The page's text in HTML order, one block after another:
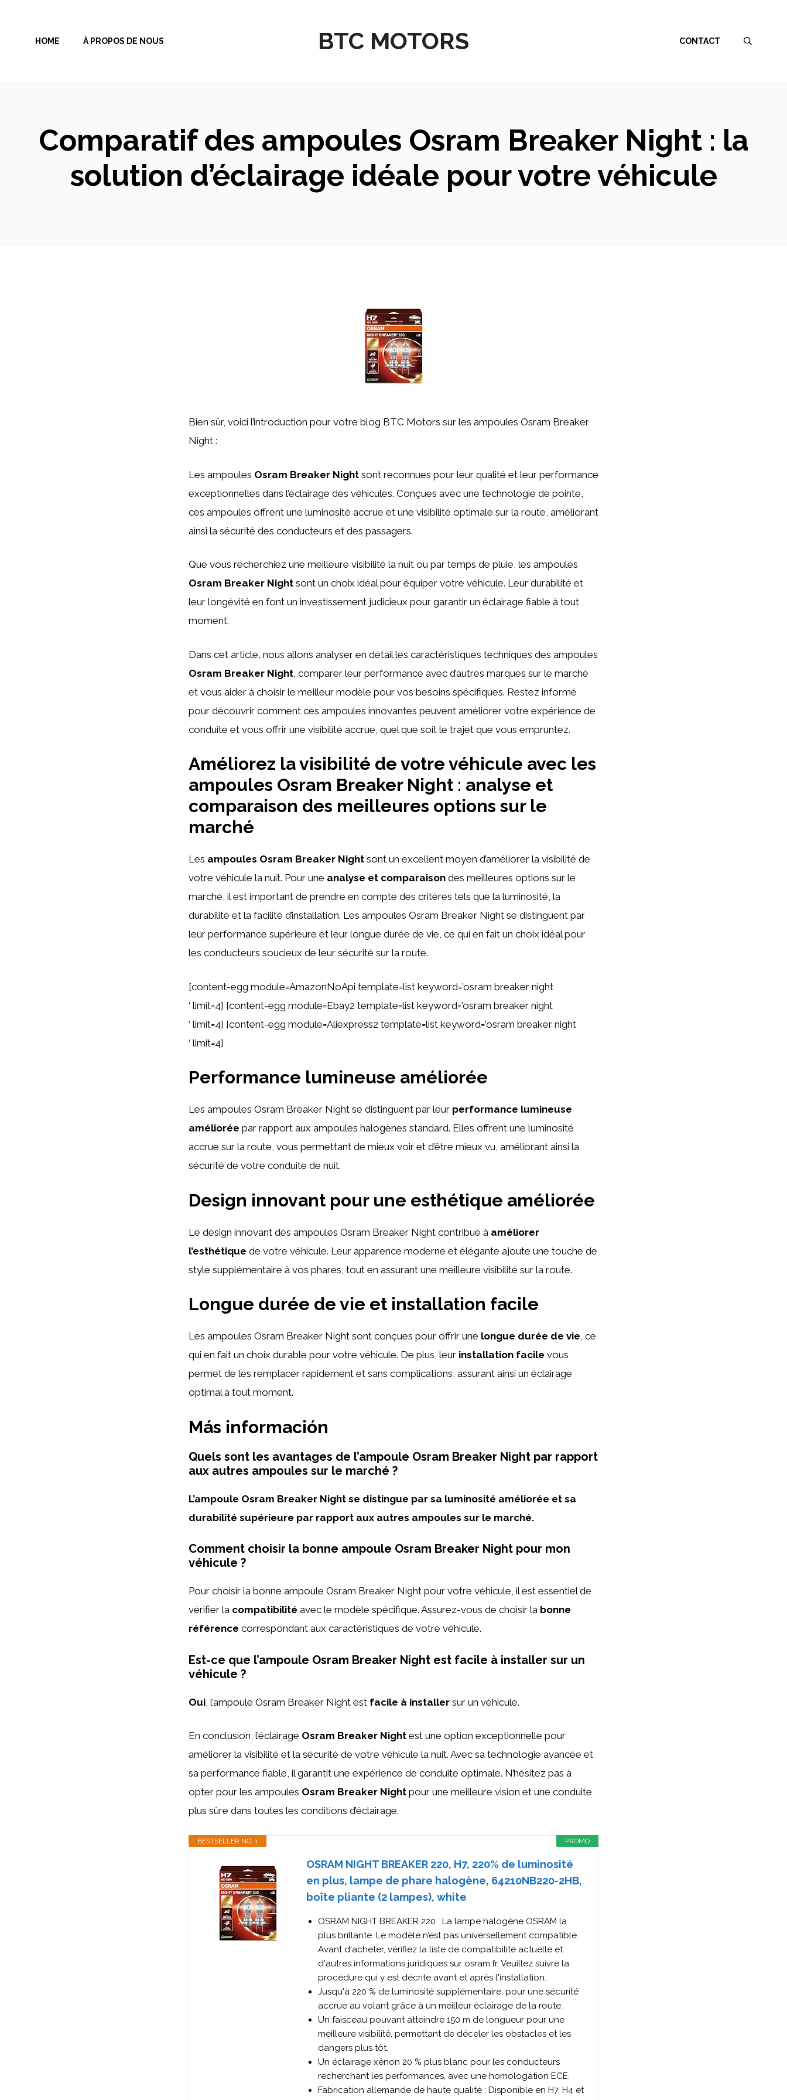
contenu
BTC MOTORS
HOME À PROPOS DE NOUS CONTACT
Comparatif des ampoules Osram Breaker Night : la
solution d’éclairage idéale pour votre véhicule
Bien sûr, voici l’introduction pour votre blog BTC Motors sur les ampoules Osram Breaker
Night :
Les ampoules Osram Breaker Night sont reconnues pour leur qualité et leur performance
exceptionnelles dans l’éclairage des véhicules. Conçues avec une technologie de pointe,
ces ampoules offrent une luminosité accrue et une visibilité optimale sur la route, améliorant
ainsi la sécurité des conducteurs et des passagers.
Que vous recherchiez une meilleure visibilité la nuit ou par temps de pluie, les ampoules
Osram Breaker Night sont un choix idéal pour équiper votre véhicule. Leur durabilité et
leur longévité en font un investissement judicieux pour garantir un éclairage fiable à tout
moment.
Dans cet article, nous allons analyser en détail les caractéristiques techniques des ampoules
Osram Breaker Night , comparer leur performance avec d’autres marques sur le marché
et vous aider à choisir le meilleur modèle pour vos besoins spécifiques. Restez informé
pour découvrir comment ces ampoules innovantes peuvent améliorer votre expérience de
conduite et vous offrir une visibilité accrue, quel que soit le trajet que vous empruntez.
Améliorez la visibilité de votre véhicule avec les
ampoules Osram Breaker Night : analyse et
comparaison des meilleures options sur le
marché
Les ampoules Osram Breaker Night sont un excellent moyen d’améliorer la visibilité de
votre véhicule la nuit. Pour une analyse et comparaison des meilleures options sur le
marché, il est important de prendre en compte des critères tels que la luminosité, la
durabilité et la facilité d’installation. Les ampoules Osram Breaker Night se distinguent par
leur performance supérieure et leur longue durée de vie, ce qui en fait un choix idéal pour
les conducteurs soucieux de leur sécurité sur la route.
[content-egg module=AmazonNoApi template=list keyword=’osram breaker night
‘ limit=4] [content-egg module=Ebay2 template=list keyword=’osram breaker night
‘ limit=4] [content-egg module=Aliexpress2 template=list keyword=’osram breaker night
‘ limit=4]
Performance lumineuse améliorée
Les ampoules Osram Breaker Night se distinguent par leur performance lumineuse
améliorée par rapport aux ampoules halogènes standard. Elles offrent une luminosité
accrue sur la route, vous permettant de mieux voir et d’être mieux vu, améliorant ainsi la
sécurité de votre conduite de nuit.
Design innovant pour une esthétique améliorée
Le design innovant des ampoules Osram Breaker Night contribue à améliorer
l’esthétique de votre véhicule. Leur apparence moderne et élégante ajoute une touche de
style supplémentaire à vos phares, tout en assurant une meilleure visibilité sur la route.
Longue durée de vie et installation facile
Les ampoules Osram Breaker Night sont conçues pour offrir une longue durée de vie, ce
qui en fait un choix durable pour votre véhicule. De plus, leur installation facile vous
permet de les remplacer rapidement et sans complications, assurant ainsi un éclairage
optimal à tout moment.
Más información
Quels sont les avantages de l’ampoule Osram Breaker Night par rapport
aux autres ampoules sur le marché ?
L’ampoule Osram Breaker Night se distingue par sa luminosité améliorée et sa
durabilité supérieure par rapport aux autres ampoules sur le marché.
Comment choisir la bonne ampoule Osram Breaker Night pour mon
véhicule ?
Pour choisir la bonne ampoule Osram Breaker Night pour votre véhicule, il est essentiel de
vérifier la compatibilité avec le modèle spécifique. Assurez-vous de choisir la bonne
référence correspondant aux caractéristiques de votre véhicule.
Est-ce que l’ampoule Osram Breaker Night est facile à installer sur un
véhicule ?
Oui , l’ampoule Osram Breaker Night est facile à installer sur un véhicule.
En conclusion, l’éclairage Osram Breaker Night est une option exceptionnelle pour
améliorer la visibilité et la sécurité de votre véhicule la nuit. Avec sa technologie avancée et
sa performance fiable, il garantit une expérience de conduite optimale. N’hésitez pas à
opter pour les ampoules Osram Breaker Night pour une meilleure vision et une conduite
plus sûre dans toutes les conditions d’éclairage.
PROMO
BESTSELLER NO. 1
OSRAM NIGHT BREAKER 220, H7, 220% de luminosité
en plus, lampe de phare halogène, 64210NB220-2HB,
boîte pliante (2 lampes), white
OSRAM NIGHT BREAKER 220 : La lampe halogène OSRAM la
plus brillante. Le modèle n’est pas universellement compatible.
Avant d'acheter, vérifiez la liste de compatibilité actuelle et
d'autres informations juridiques sur osram.fr. Veuillez suivre la
procédure qui y est décrite avant et après l'installation.
Jusqu'à 220 % de luminosité supplémentaire, pour une sécurité
accrue au volant grâce à un meilleur éclairage de la route.
Un faisceau pouvant atteindre 150 m de longueur pour une
meilleure visibilité, permettant de déceler les obstacles et les
dangers plus tôt.
Un éclairage xénon 20 % plus blanc pour les conducteurs
recherchant les performances, avec une homologation ECE.
Fabrication allemande de haute qualité : Disponible en H7, H4 et